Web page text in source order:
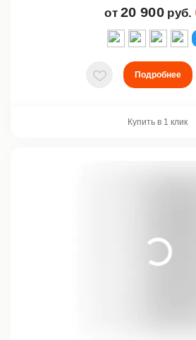
от 20 900 руб.
В избранное
Подробнее
Купить в 1 клик